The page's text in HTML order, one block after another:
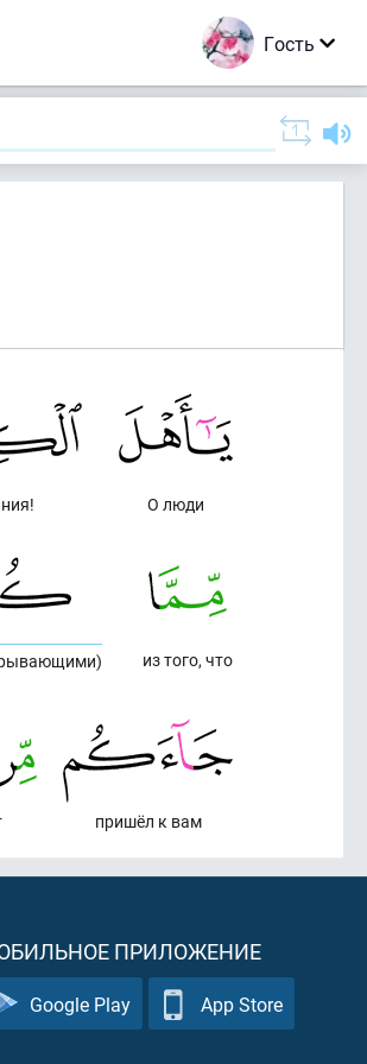
Гость
О люди
из того, что
пришёл к вам
ПРИЛОЖЕНИЕ
Google Play App Store